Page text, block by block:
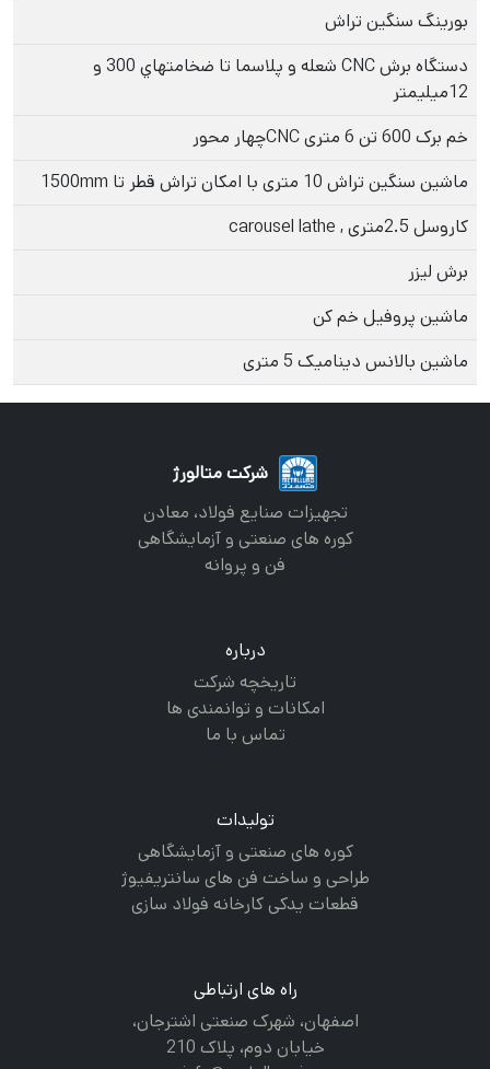
بورینگ سنگین تراش
دستگاه برش CNC شعله و پلاسما تا ضخامتهاي 300 و
12ميليمتر
خم برک 600 تن 6 متری CNCچهار محور
ماشین سنگین تراش 10 متری با امكان تراش قطر تا 1500mm
کاروسل 2.5متری , carousel lathe
برش لیزر
ماشین پروفیل خم کن
ماشین بالانس دینامیک 5 متری
شرکت متالورژ
تجهیزات صنایع فولاد، معادن
کوره های صنعتی و آزمایشگاهی
فن و پروانه
درباره
تاریخچه شرکت
امکانات و توانمندی ها
تماس با ما
تولیدات
کوره های صنعتی و آزمایشگاهی
طراحی و ساخت فن های سانتریفیوژ
قطعات یدکی کارخانه فولاد سازی
راه های ارتباطی
اصفهان، شهرک صنعتی اشترجان،
خیابان دوم، پلاک 210